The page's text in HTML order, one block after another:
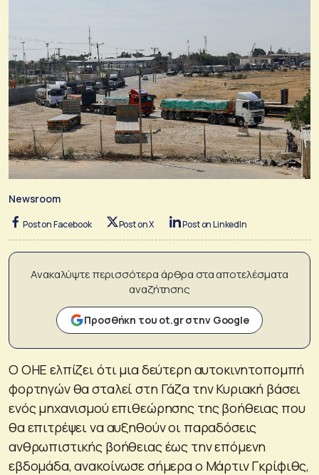
Newsroom
Post on Facebook Post on X Post on LinkedIn
Ανακαλύψτε περισσότερα άρθρα στα αποτελέσματα
αναζήτησης
Προσθήκη του ot.gr στην Google
Ο ΟΗΕ ελπίζει ότι μια δεύτερη αυτοκινητοπομπή
φορτηγών θα σταλεί στη Γάζα την Κυριακή βάσει
ενός μηχανισμού επιθεώρησης της βοήθειας που
θα επιτρέψει να αυξηθούν οι παραδόσεις
ανθρωπιστικής βοήθειας έως την επόμενη
εβδομάδα, ανακοίνωσε σήμερα ο Μάρτιν Γκρίφιθς,